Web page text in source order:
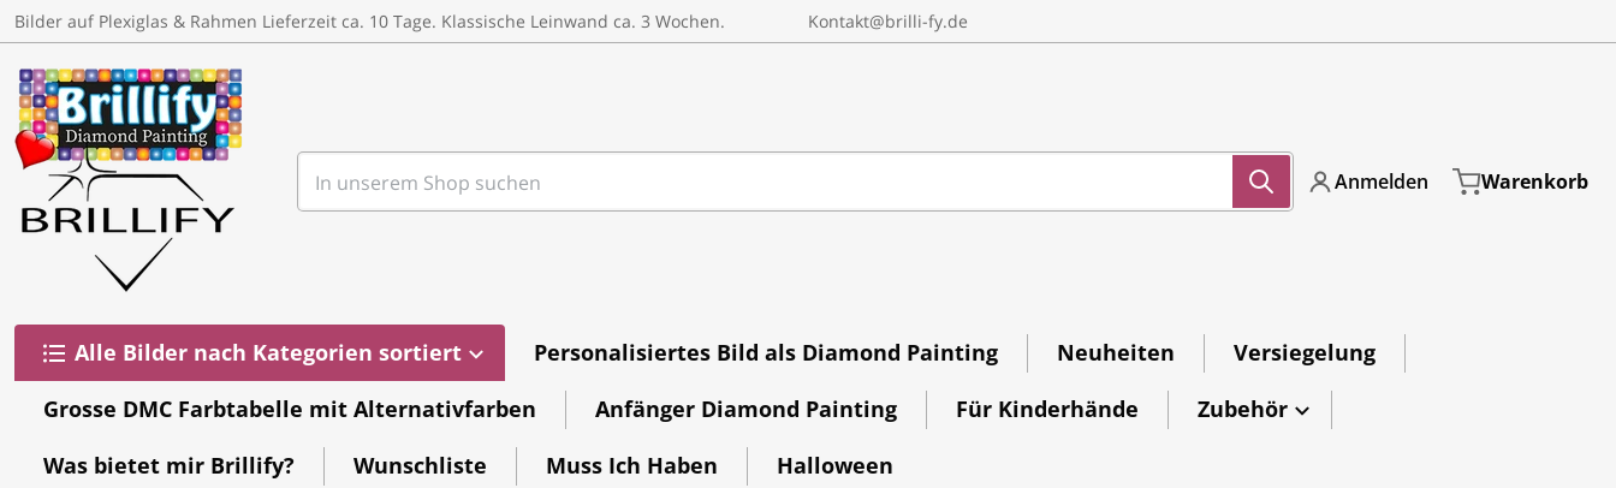
Inhalt springen
Bilder auf Plexiglas & Rahmen Lieferzeit ca. 10 Tage. Klassische Leinwand ca. 3 Wochen. Kontakt@brilli-fy.de
Anmelden Warenkorb
Alle Bilder nach Kategorien sortiert Personalisiertes Bild als Diamond Painting Neuheiten
Versiegelung
Grosse DMC Farbtabelle mit Alternativfarben
Anfänger Diamond Painting Für Kinderhände
Zubehör
Was bietet mir Brillify?
Wunschliste Muss Ich Haben Halloween
undefined